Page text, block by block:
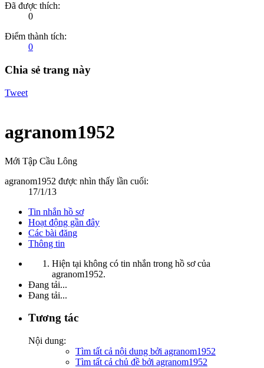
Đã được thích:
0
Điểm thành tích:
0
Chia sẻ trang này
Tweet
agranom1952
Mới Tập Cầu Lông
agranom1952 được nhìn thấy lần cuối:
17/1/13
Tin nhắn hồ sơ
Hoạt động gần đây
Các bài đăng
Thông tin
Hiện tại không có tin nhắn trong hồ sơ của
agranom1952.
Đang tải...
Đang tải...
Tương tác
Nội dung:
Tìm tất cả nội dung bởi agranom1952
Tìm tất cả chủ đề bởi agranom1952